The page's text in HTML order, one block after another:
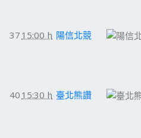
37 15:00 h 陽信北競
40 15:30 h 臺北熊讚